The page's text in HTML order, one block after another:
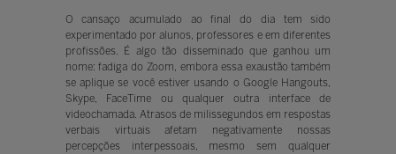
O cansaço acumulado ao final do dia tem sido
experimentado por alunos, professores e em diferentes
profissões. É algo tão disseminado que ganhou um
nome: fadiga do Zoom, embora essa exaustão também
se aplique se você estiver usando o Google Hangouts,
Skype, FaceTime ou qualquer outra interface de
videochamada. Atrasos de milissegundos em respostas
verbais virtuais afetam negativamente nossas
percepções interpessoais, mesmo sem qualquer